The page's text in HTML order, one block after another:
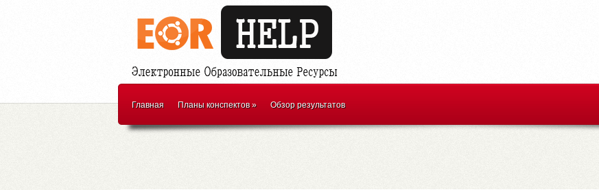
Главная Планы конспектов» Обзор результатов